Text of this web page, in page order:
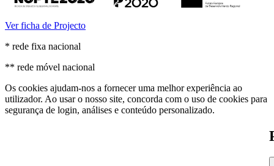
Ver ficha de Projecto
* rede fixa nacional
** rede móvel nacional
Os cookies ajudam-nos a fornecer uma melhor experiência ao
utilizador. Ao usar o nosso site, concorda com o uso de cookies para
segurança de login, análises e conteúdo personalizado.